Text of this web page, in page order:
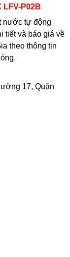
P02B
nước tự động
tiết và báo giá về
theo thông tin
17, Quận